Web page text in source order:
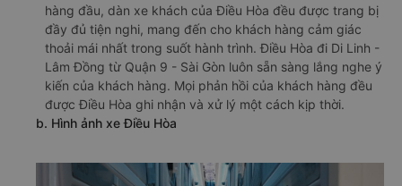
hàng đầu, dàn xe khách của Điều Hòa đều được trang bị
đầy đủ tiện nghi, mang đến cho khách hàng cảm giác
thoải mái nhất trong suốt hành trình. Điều Hòa đi Di Linh -
Lâm Đồng từ Quận 9 - Sài Gòn luôn sẵn sàng lắng nghe ý
kiến của khách hàng. Mọi phản hồi của khách hàng đều
được Điều Hòa ghi nhận và xử lý một cách kịp thời.
b. Hình ảnh xe Điều Hòa